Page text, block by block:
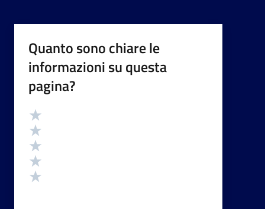
Quanto sono chiare le
informazioni su questa
pagina?
Valutazione